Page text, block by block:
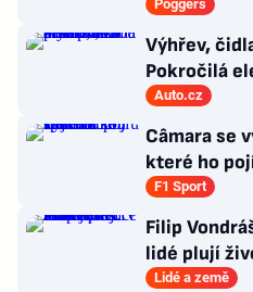
nových
Poggers
Výhřev,
Pokročilá
zákazníků
Auto.cz
Câmara se
které ho
F1 Sport
Filip
lidé plují
věci tolik
Lidé a země